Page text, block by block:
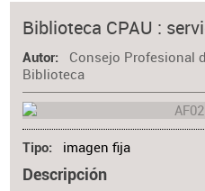
Biblioteca CPAU :
Autor
Consejo Profesional
Biblioteca
Tipo imagen fija
Descripción